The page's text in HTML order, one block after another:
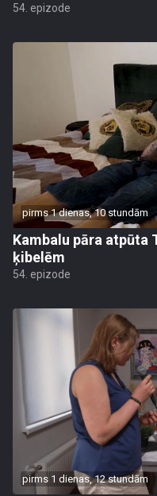
54. epizode
pirms 1 dienas, 10 stundām
Kambalu pāra atpūta
ķibelēm
54. epizode
pirms 1 dienas, 12 stundām